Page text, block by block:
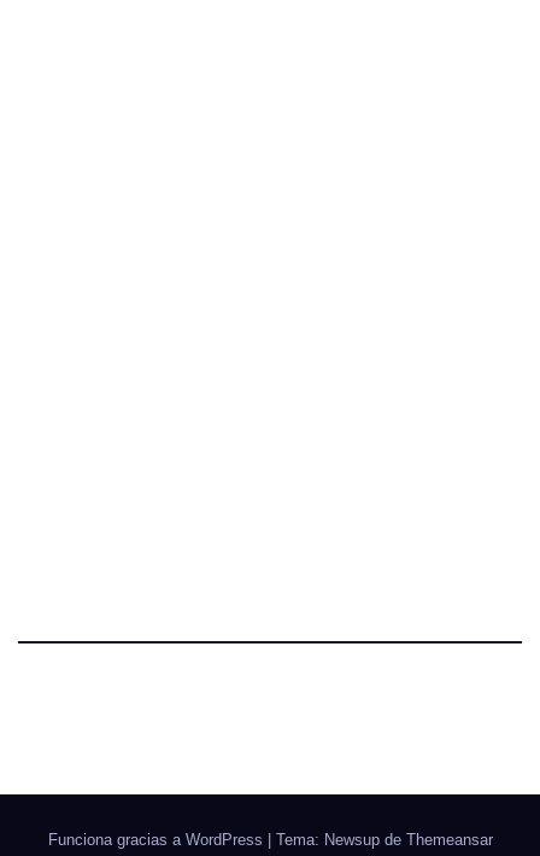
Funciona gracias a WordPress Tema: Newsup de Themeansar